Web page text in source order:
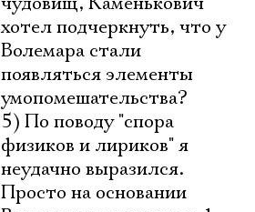
хотел подчеркнуть, что у
Волемара стали
появляться элементы
умопомешательства?
5) По поводу "спора
физиков и лириков" я
неудачно выразился.
Просто на основании